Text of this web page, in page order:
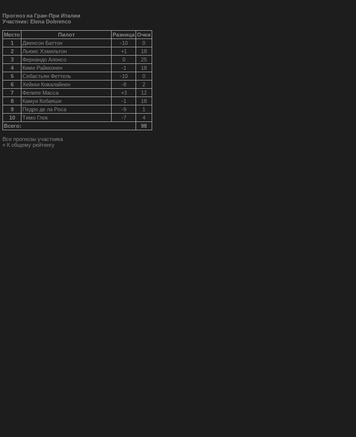
Прогноз на Гран-При Италии
Участник: Elena Dobrenco
Место Пилот Разница Очки
1
Дженсон Баттон -10
0
2
Льюис Хэмильтон +1
18
3
Фернандо Алонсо 0
25
4
Кими Райкконен -1
18
5
Себастьян Феттель -10
0
6
Хейкки Ковалайнен -8
2
7
Фелипе Масса +3
12
8
Камуи Кобаяши -1
18
9
Педро де ла Роса -9
1
10
Тимо Глок -7
4
Всего:
98
Все прогнозы участника
« К общему рейтингу